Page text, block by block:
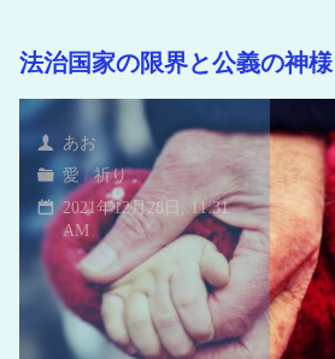
海
青
地
法治国家の限界と公義の神様
あお
愛 / 祈り
2021年12月28日, 11:31
AM